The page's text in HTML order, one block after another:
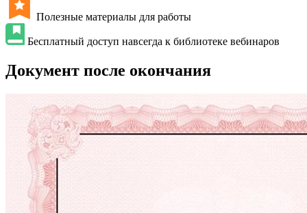
Полезные материалы для работы
Бесплатный доступ навсегда к библиотеке вебинаров
Документ после окончания